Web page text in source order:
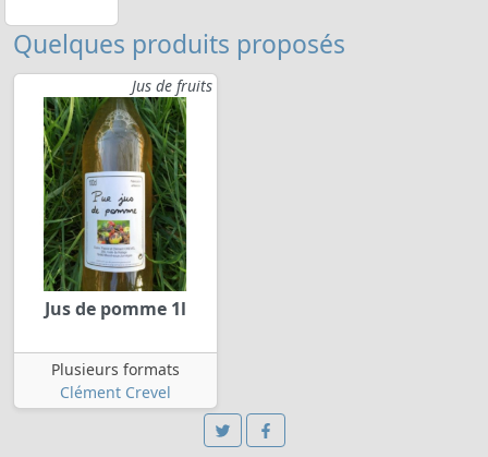
Quelques produits proposés
Jus de fruits
Jus de pomme 1l
Plusieurs formats
Clément Crevel